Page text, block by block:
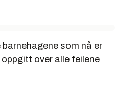
som nå er
over alle feilene